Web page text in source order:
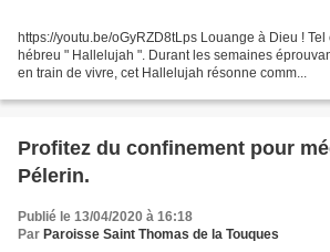
https://youtu.be/oGyRZD8tLps Louange à Dieu !
hébreu " Hallelujah ". Durant les semaines
en train de vivre, cet Hallelujah résonne comm...
Profitez du confinement pour
Pélerin.
Publié le 13/04/2020 à 16:18
Par Paroisse Saint Thomas de la Touques